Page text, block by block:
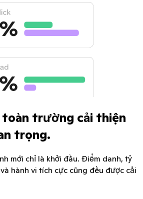
toàn trường cải thiện
trọng.
mới chỉ là khởi đầu. Điểm danh, tỷ
hành vi tích cực cũng đều được cải